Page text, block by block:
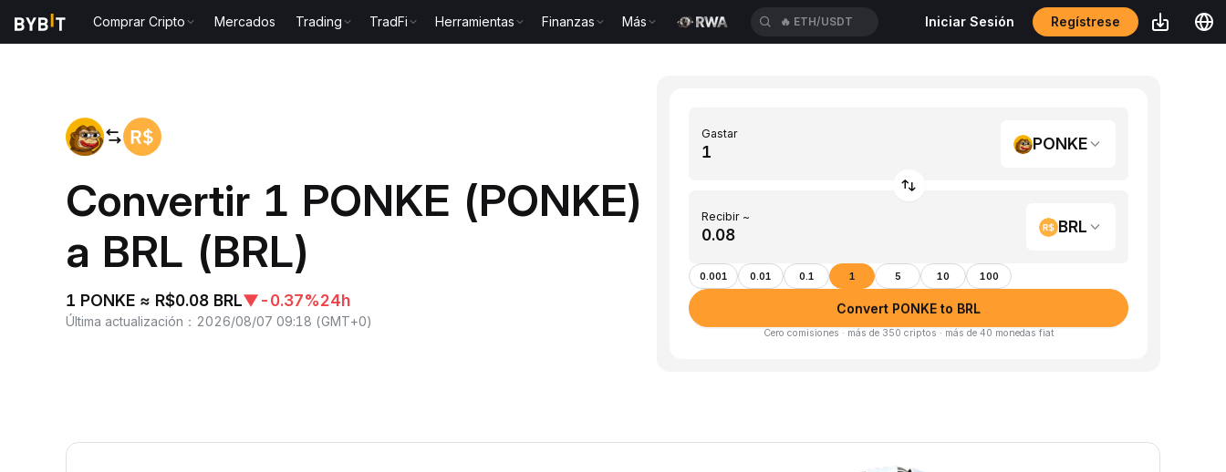
Comprar Cripto Mercados Trading TradFi Herramientas Finanzas Más 🔥 ACEUSDT Iniciar Sesión Regístrese
Convertir 1 PONKE (PONKE)
a BRL (BRL)
1 PONKE ≈ R$0.08 BRL▼-0.37%24h
Última actualización ： 2026/08/07 09:18 (GMT+0)
Gastar
PONKE
Recibir ~
BRL
0.001 0.01 0.1 1 5 10 100
Convert PONKE to BRL
Cero comisiones · más de 350 criptos · más de 40 monedas fiat